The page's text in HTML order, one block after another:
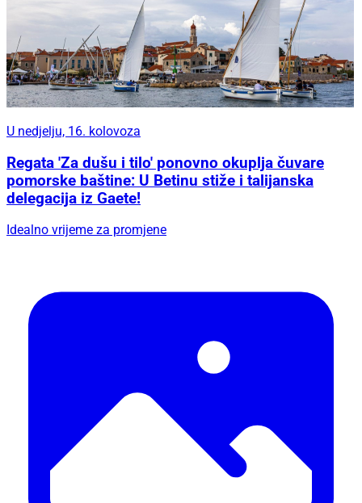
U nedjelju, 16. kolovoza
Regata 'Za dušu i tilo' ponovno okuplja čuvare
pomorske baštine: U Betinu stiže i talijanska
delegacija iz Gaete!
Idealno vrijeme za promjene